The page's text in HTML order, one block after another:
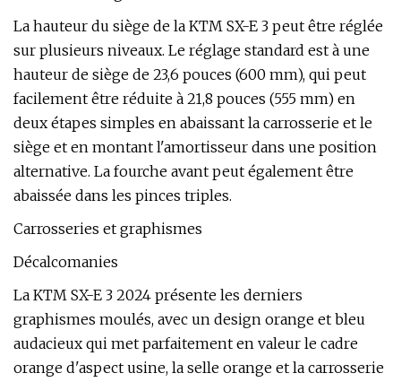
La hauteur du siège de la KTM SX-E 3 peut être réglée
sur plusieurs niveaux. Le réglage standard est à une
hauteur de siège de 23,6 pouces (600 mm), qui peut
facilement être réduite à 21,8 pouces (555 mm) en
deux étapes simples en abaissant la carrosserie et le
siège et en montant l'amortisseur dans une position
alternative. La fourche avant peut également être
abaissée dans les pinces triples.
Carrosseries et graphismes
Décalcomanies
La KTM SX-E 3 2024 présente les derniers
graphismes moulés, avec un design orange et bleu
audacieux qui met parfaitement en valeur le cadre
orange d'aspect usine, la selle orange et la carrosserie